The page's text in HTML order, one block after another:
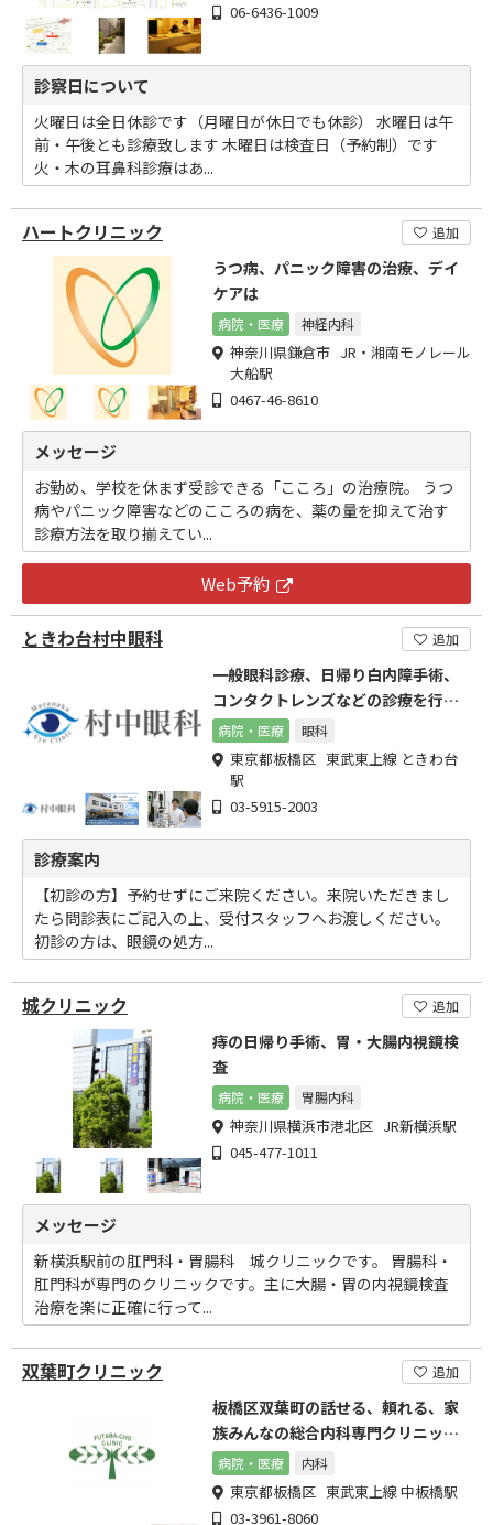
06-6436-1009
診察日について
火曜日は全日休診です（月曜日が休日でも休診） 水曜日は午
前・午後とも診療致します 木曜日は検査日（予約制）です
火・木の耳鼻科診療はあ...
ハートクリニック 追加
うつ病、パニック障害の治療、デイ
ケアは
病院・医療 神経内科
神奈川県鎌倉市 JR・湘南モノレール
大船駅
0467-46-8610
メッセージ
お勤め、学校を休まず受診できる「こころ」の治療院。 うつ
病やパニック障害などのこころの病を、薬の量を抑えて治す
診療方法を取り揃えてい...
Web予約
ときわ台村中眼科 追加
一般眼科診療、日帰り白内障手術、
コンタクトレンズなどの診療を行っ
ています
病院・医療 眼科
東京都板橋区 東武東上線 ときわ台
駅
03-5915-2003
診療案内
【初診の方】予約せずにご来院ください。来院いただきまし
たら問診表にご記入の上、受付スタッフへお渡しください。
初診の方は、眼鏡の処方...
城クリニック 追加
痔の日帰り手術、胃・大腸内視鏡検
査
病院・医療 胃腸内科
神奈川県横浜市港北区 JR新横浜駅
045-477-1011
メッセージ
新横浜駅前の肛門科・胃腸科 城クリニックです。 胃腸科・
肛門科が専門のクリニックです。主に大腸・胃の内視鏡検査
治療を楽に正確に行って...
双葉町クリニック 追加
板橋区双葉町の話せる、頼れる、家
族みんなの総合内科専門クリニック
です。
病院・医療 内科
東京都板橋区 東武東上線 中板橋駅
03-3961-8060